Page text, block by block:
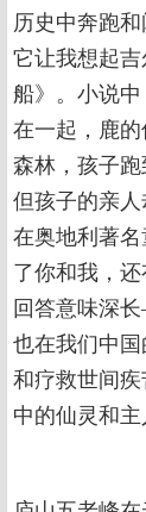
历史中奔跑
它让我想起
船》。小说
在一起，鹿
森林，孩子跑
但孩子的亲人
在奥地利著
了你和我，
回答意味深
也在我们中
和疗救世间
中的仙灵和主